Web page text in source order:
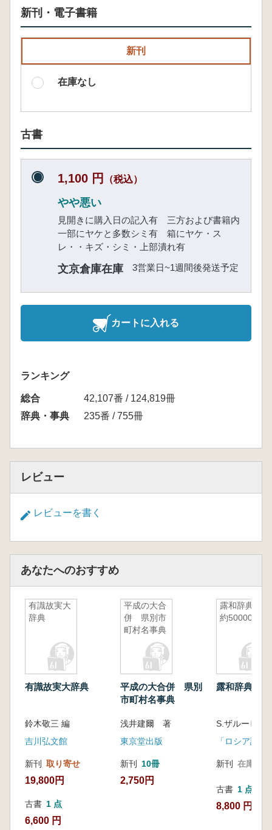
新刊・電子書籍
新刊
在庫なし
古書
1,100 円 （税込）
やや悪い
見開きに購入日の記入有 三方および書籍内
一部にヤケと多数シミ有 箱にヤケ・ス
レ・・キズ・シミ・上部潰れ有
文京倉庫在庫 3営業日~1週間後発送予定
カートに入れる
ランキング
総合
42,107番 / 124,819冊
辞典・事典
235番 / 755冊
レビュー
レビューを書く
あなたへのおすすめ
有識故実大
辞典
有識故実大辞典
鈴木敬三 編
吉川弘文館
新刊 取り寄せ
19,800円
古書 1 点
6,600 円
平成の大合
併 県別市
町村名事典
平成の大合併 県別
市町村名事典
浅井建爾 著
東京堂出版
新刊 10冊
2,750円
露和辞典 :
約50000語
露和辞典 : 約
「ロシア語」
新刊 在庫なし
古書 1 点
8,800 円